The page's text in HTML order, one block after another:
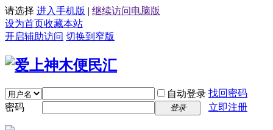
请选择 进入手机版 | 继续访问电脑版
设为首页收藏本站
开启辅助访问 切换到窄版
自动登录 找回密码
密码
登录 立即注册